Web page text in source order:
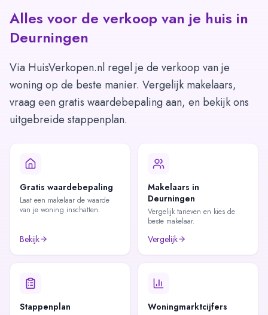
Alles voor de verkoop van je huis in
Deurningen
Via HuisVerkopen.nl regel je de verkoop van je
woning op de beste manier. Vergelijk makelaars,
vraag een gratis waardebepaling aan, en bekijk ons
uitgebreide stappenplan.
Gratis waardebepaling
Laat een makelaar de waarde
van je woning inschatten.
Bekijk
Makelaars in
Deurningen
Vergelijk tarieven en kies de
beste makelaar.
Vergelijk
Stappenplan Woningmarktcijfers